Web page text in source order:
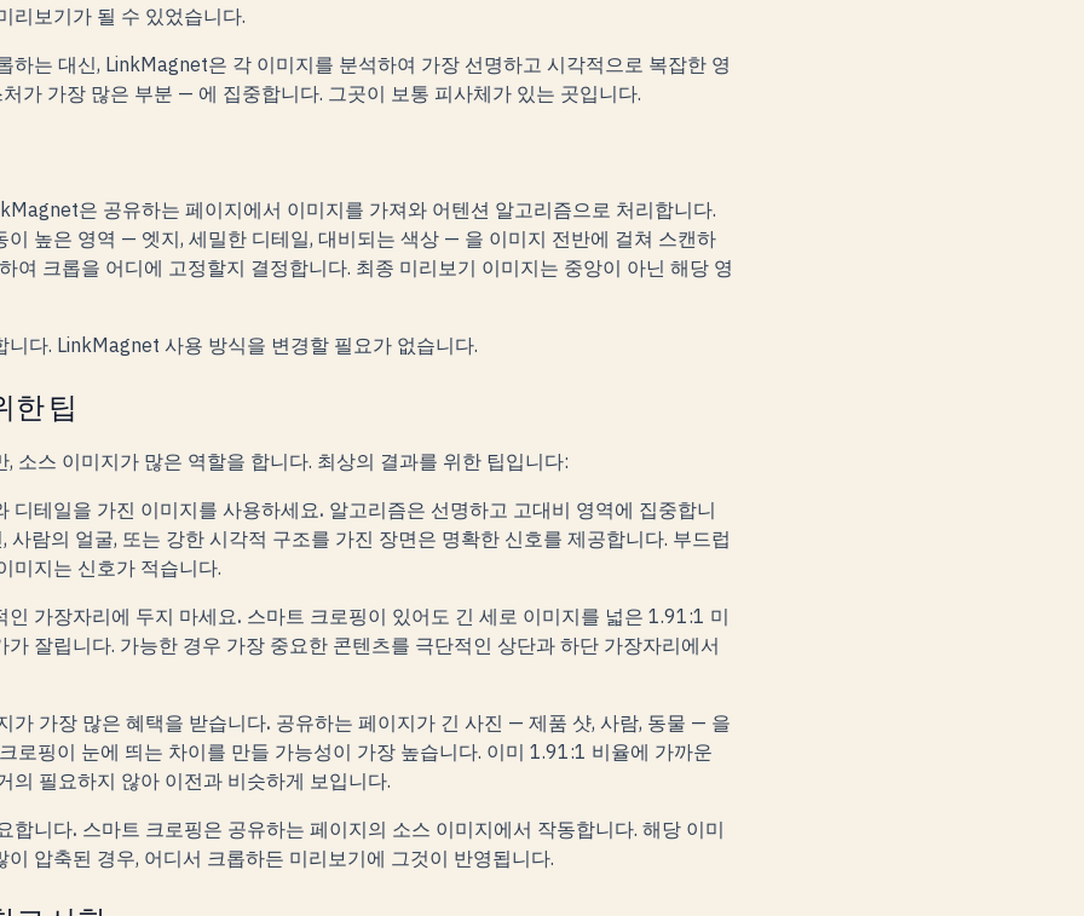
리보기가 될 수 있었습니다.
하는 대신, LinkMagnet은 각 이미지를 분석하여 가장 선명하고 시각적으로 복잡한 영
가 가장 많은 부분 — 에 집중합니다. 그곳이 보통 피사체가 있는 곳입니다.
은 공유하는 페이지에서 이미지를 가져와 어텐션 알고리즘으로 처리합니다.
이 높은 영역 — 엣지, 세밀한 디테일, 대비되는 색상 — 을 이미지 전반에 걸쳐 스캔하
여 크롭을 어디에 고정할지 결정합니다. 최종 미리보기 이미지는 중앙이 아닌 해당 영
니다. LinkMagnet 사용 방식을 변경할 필요가 없습니다.
한 팁
소스 이미지가 많은 역할을 합니다. 최상의 결과를 위한 팁입니다:
디테일을 가진 이미지를 사용하세요. 알고리즘은 선명하고 고대비 영역에 집중합니
사람의 얼굴, 또는 강한 시각적 구조를 가진 장면은 명확한 신호를 제공합니다. 부드럽
미지는 신호가 적습니다.
가장자리에 두지 마세요. 스마트 크로핑이 있어도 긴 세로 이미지를 넓은 1.91:1 미
잘립니다. 가능한 경우 가장 중요한 콘텐츠를 극단적인 상단과 하단 가장자리에서
가 가장 많은 혜택을 받습니다. 공유하는 페이지가 긴 사진 — 제품 샷, 사람, 동물 — 을
로핑이 눈에 띄는 차이를 만들 가능성이 가장 높습니다. 이미 1.91:1 비율에 가까운
의 필요하지 않아 이전과 비슷하게 보입니다.
합니다. 스마트 크로핑은 공유하는 페이지의 소스 이미지에서 작동합니다. 해당 이미
압축된 경우, 어디서 크롭하든 미리보기에 그것이 반영됩니다.